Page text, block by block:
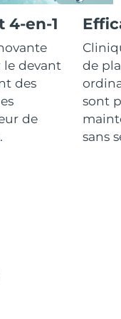
4-en-1
le devant
des
de
de
sont
sans
estimée 8/13/26
estimée 8/10/26
estimée